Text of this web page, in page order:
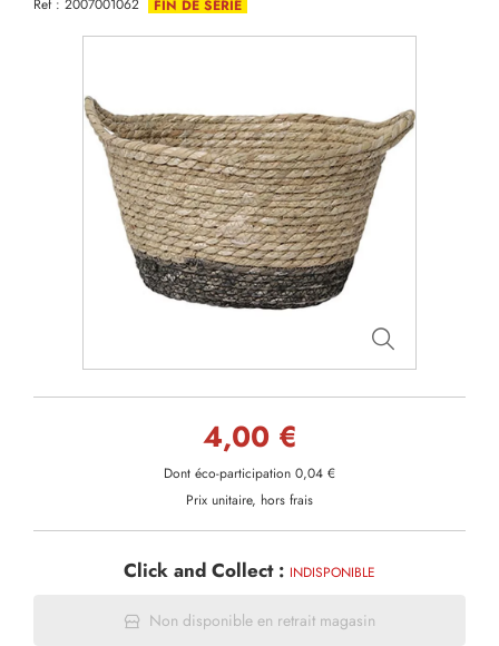
Ref : 2007001062 FIN DE SÉRIE
4,00 €
Dont éco-participation 0,04 €
Prix unitaire, hors frais
Click and Collect : INDISPONIBLE
Non disponible en retrait magasin